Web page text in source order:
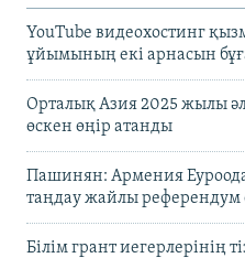
YouTube видеохостинг
ұйымының екі арнасын
Орталық Азия 2025 жылы
өскен өңір атанды
Пашинян: Армения
таңдау жайлы референдум
Білім грант иегерлерінің